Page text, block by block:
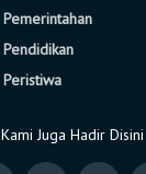
Pemerintahan
Pendidikan
Peristiwa
Kami Juga Hadir Disini